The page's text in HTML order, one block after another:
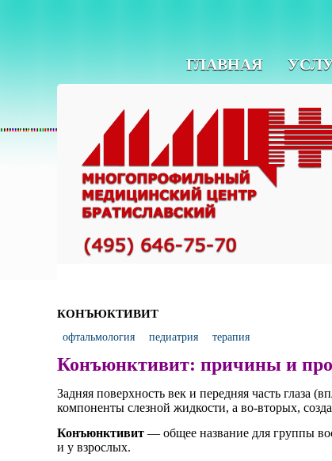
ГЛАВНАЯ
КОНЪЮКТИВИТ
офтальмология педиатрия терапия
Конъюнктивит: причины и
Задняя поверхность век и передняя часть
компоненты слезной жидкости, а во-вторых,
Конъюнктивит — общее название для группы
и у взрослых.